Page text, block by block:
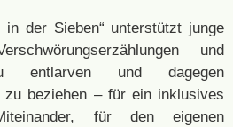
in der Sieben“ unterstützt junge
und
entlarven und dagegen
zu beziehen – für ein inklusives
für den eigenen